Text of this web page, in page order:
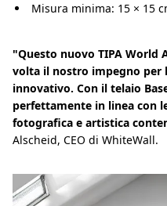
Misura minima: 15 × 15
"Questo nuovo TIPA World
volta il nostro impegno per
innovativo. Con il telaio
perfettamente in linea con
fotografica e artistica
Alscheid, CEO di WhiteWall.